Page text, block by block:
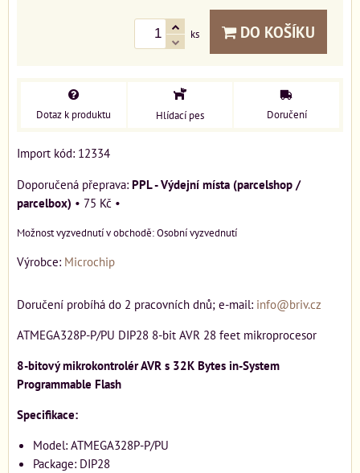
ks DO KOŠÍKU
Dotaz k produktu Hlídací pes Doručení
Import kód: 12334
PPL - Výdejní místa (parcelshop /
parcelbox) • 75 Kč •
Osobní vyzvednutí
Výrobce: Microchip
Doručení probíhá do 2 pracovních dnů; e-mail: info@briv.cz
ATMEGA328P-P/PU DIP28 8-bit AVR 28 feet mikroprocesor
8-bitový mikrokontrolér AVR s 32K Bytes in-System
Programmable Flash
Specifikace:
Model: ATMEGA328P-P/PU
Package: DIP28